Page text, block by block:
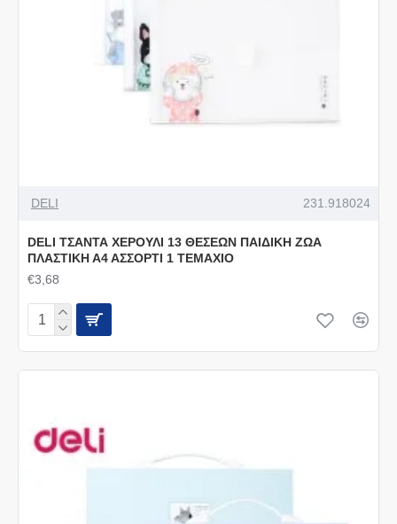
DELI 231.918024
DELI ΤΣΑΝΤΑ ΧΕΡΟΥΛΙ 13 ΘΕΣΕΩΝ ΠΑΙΔΙΚΗ ΖΩΑ
ΠΛΑΣΤΙΚΗ Α4 ΑΣΣΟΡΤΙ 1 ΤΕΜΑΧΙΟ
€3,68